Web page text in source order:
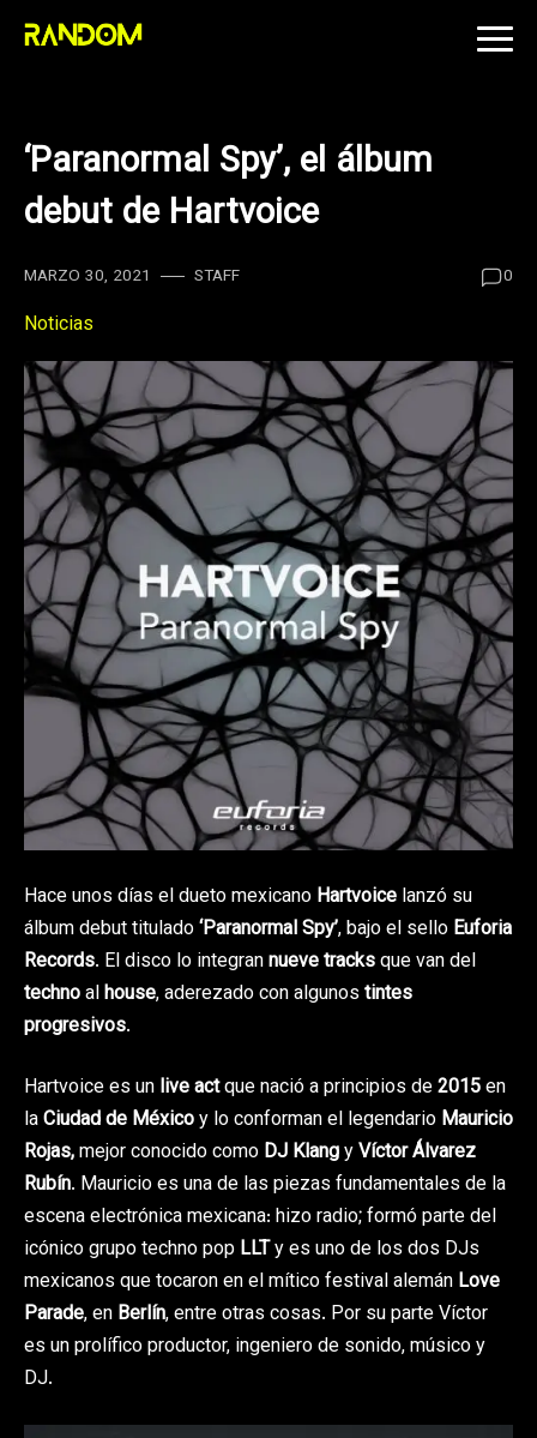
Skip
‘Paranormal Spy’, el álbum
debut de Hartvoice
MARZO 30, 2021 STAFF 0
Noticias
Hace unos días el dueto mexicano Hartvoice lanzó su
álbum debut titulado‘Paranormal Spy’, bajo el sello Euforia
Records. El disco lo integrannueve tracksque van del
technoalhouse, aderezado con algunos tintes
progresivos.
Hartvoice es un live actque nació a principios de2015en
laCiudad de Méxicoy lo conforman el legendario Mauricio
Rojas,mejor conocido como DJ KlangyVíctor Álvarez
Rubín. Mauricio es una de las piezas fundamentales de la
escena electrónica mexicana: hizo radio; formó parte del
icónico grupo techno pop LLTy es uno de los dos DJs
mexicanos que tocaron en el mítico festival alemán Love
Parade, en Berlín, entre otras cosas. Por su parte Víctor
es un prolífico productor, ingeniero de sonido, músico y
DJ.